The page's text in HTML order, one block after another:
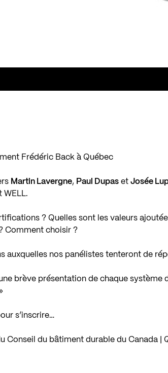
Frédéric Back à Québec
Martin Lavergne, Paul Dupas etJosée
WELL.
? Quelles sont les valeurs
Comment choisir ?
auxquelles nos panélistes tenteront de
brève présentation de chaque système
s’inscrire…
Conseil du bâtiment durable du Canada |